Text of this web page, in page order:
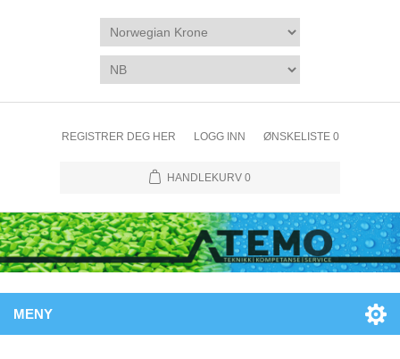
REGISTRER DEG HER LOGG INN ØNSKELISTE 0
HANDLEKURV 0
MENY